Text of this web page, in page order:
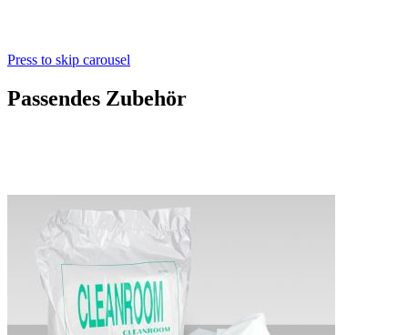
Press to skip carousel
Passendes Zubehör